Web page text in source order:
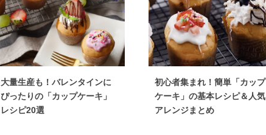
大量生産も！バレンタインに
ぴったりの「カップケーキ」
レシピ20選
初心者集まれ！簡単「カップ
ケーキ」の基本レシピ＆人気
アレンジまとめ